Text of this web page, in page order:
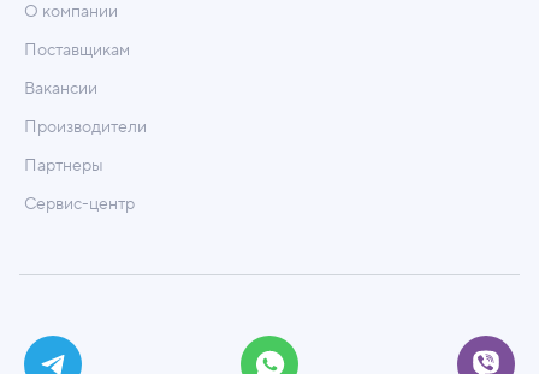
О компании
Поставщикам
Вакансии
Производители
Партнеры
Сервис-центр